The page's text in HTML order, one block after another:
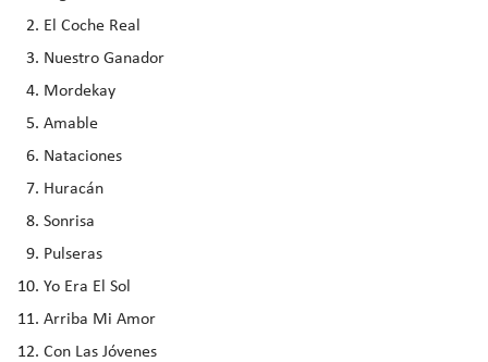
El Coche Real
Nuestro Ganador
Mordekay
Amable
Nataciones
Huracán
Sonrisa
Pulseras
Yo Era El Sol
Arriba Mi Amor
Con Las Jóvenes